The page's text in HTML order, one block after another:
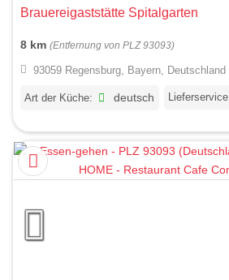
Brauereigaststätte Spitalgarten
8 km (Entfernung von PLZ 93093)
93059 Regensburg, Bayern, Deutschland
Art der Küche: deutsch Lieferservice